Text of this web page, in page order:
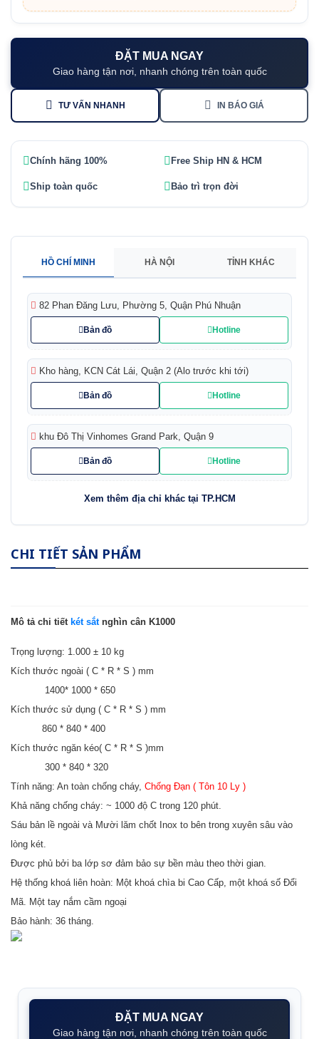
ĐẶT MUA NGAY
Giao hàng tận nơi, nhanh chóng trên toàn quốc
TƯ VẤN NHANH IN BÁO GIÁ
Chính hãng 100% Free Ship HN & HCM
Ship toàn quốc Bảo trì trọn đời
HỒ CHÍ MINH HÀ NỘI TỈNH KHÁC
82 Phan Đăng Lưu, Phường 5, Quận Phú Nhuận
Bản đồ Hotline
Kho hàng, KCN Cát Lái, Quận 2 (Alo trước khi tới)
Bản đồ Hotline
khu Đô Thị Vinhomes Grand Park, Quận 9
Bản đồ Hotline
Xem thêm địa chỉ khác tại TP.HCM
CHI TIẾT SẢN PHẨM
Mô tả chi tiết két sắtnghìn cân K1000
Trọng lượng: 1.000 ± 10 kg
Kích thước ngoài ( C * R * S ) mm
1400* 1000 * 650
Kích thước sử dụng ( C * R * S ) mm
860 * 840 * 400
Kích thước ngăn kéo( C * R * S )mm
300 * 840 * 320
Tính năng: An toàn chống cháy, Chống Đạn ( Tôn 10 Ly )
Khả năng chống cháy: ~ 1000 độ C trong 120 phút.
Sáu bản lề ngoài và Mười lăm chốt Inox to bên trong xuyên sâu vào
lòng két.
Được phủ bởi ba lớp sơ đảm bảo sự bền màu theo thời gian.
Hệ thống khoá liên hoàn: Một khoá chìa bi Cao Cấp, một khoá số Đổi
Mã. Một tay nắm cầm ngoại
Bảo hành: 36 tháng.
ĐẶT MUA NGAY
Giao hàng tận nơi, nhanh chóng trên toàn quốc